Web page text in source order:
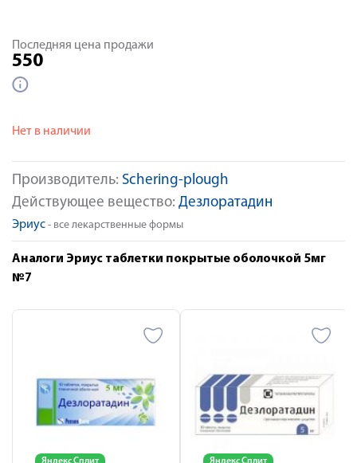
Производитель: Schering-plough
Действующее вещество: Дезлоратадин
Эриус - все лекарственные формы
Последняя цена продажи
550
Нет в наличии
Аналоги Эриус таблетки покрытые оболочкой 5мг
№7